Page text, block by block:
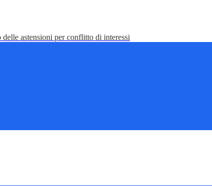
astensioni per conflitto di interessi